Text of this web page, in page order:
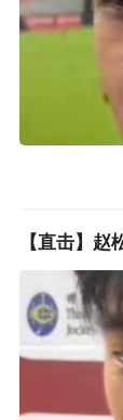
【直击】